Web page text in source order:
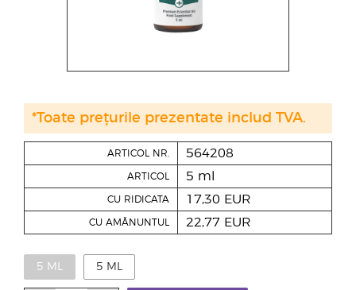
ARTICOL NR. 564208
ARTICOL 5 ml
CU RIDICATA 17,30 EUR
CU AMĂNUNTUL 22,77 EUR
5 ML 5 ML
*Toate prețurile prezentate includ TVA.